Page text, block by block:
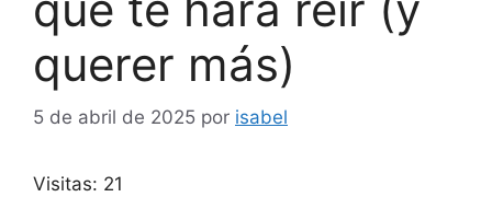
querer más)
5 de abril de 2025 por isabel
Visitas: 21